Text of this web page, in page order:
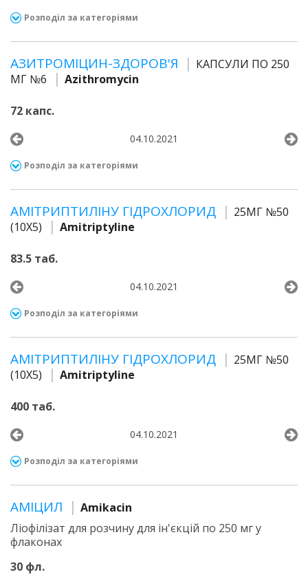
Розподіл за категоріями
АЗИТРОМІЦИН-ЗДОРОВ'Я
КАПСУЛИ ПО 250
МГ №6
Azithromycin
72 капс.
04.10.2021
Розподіл за категоріями
АМІТРИПТИЛІНУ ГІДРОХЛОРИД
25МГ №50
(10Х5)
Amitriptyline
83.5 таб.
04.10.2021
Розподіл за категоріями
АМІТРИПТИЛІНУ ГІДРОХЛОРИД
25МГ №50
(10Х5)
Amitriptyline
400 таб.
04.10.2021
Розподіл за категоріями
АМІЦИЛ
Amikacin
Ліофілізат для розчину для ін'єкцій по 250 мг у
флаконах
30 фл.